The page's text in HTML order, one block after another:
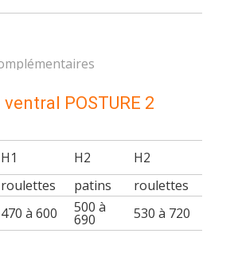
POSTURE 2
H1 H2
H2
roulettes
patins
roulettes
470 à 600
500 à
690 530 à 720